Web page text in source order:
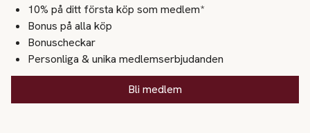
10% på ditt första köp som medlem*
Bonus på alla köp
Bonuscheckar
Personliga & unika medlemserbjudanden
Bli medlem